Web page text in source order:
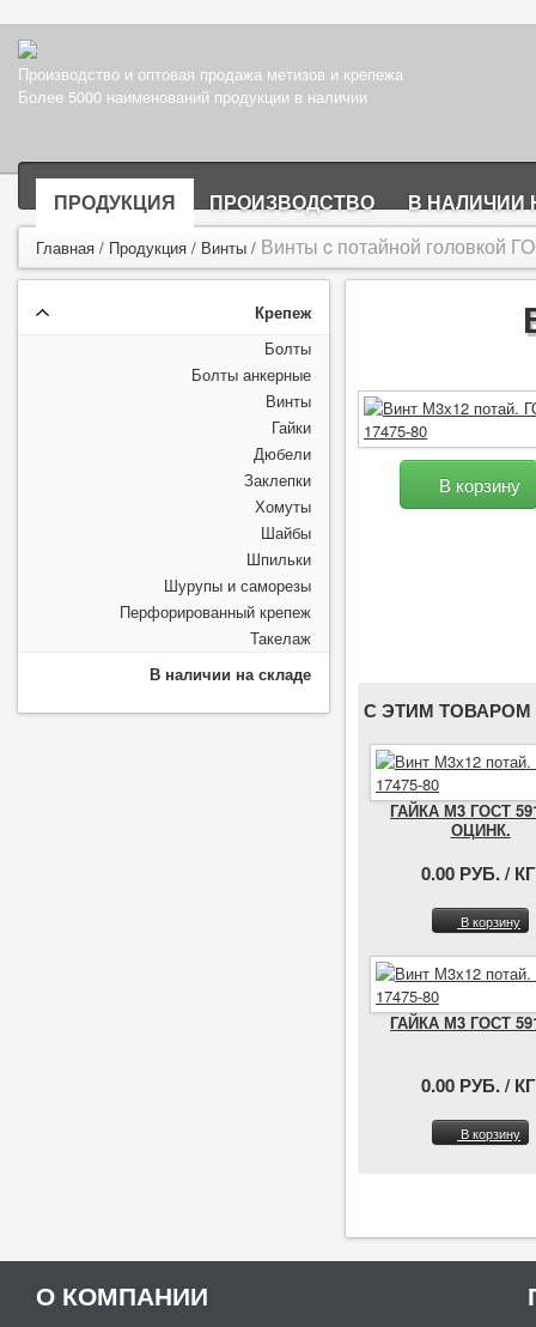
Производство и оптовая продажа метизов и крепежа
Более 5000 наименований продукции в наличии
ПРОДУКЦИЯ ПРОИЗВОДСТВО В НАЛИЧИИ
Главная / Продукция / Винты / Винты c потайной головкой
Крепеж
Болты
Болты анкерные
Винты
Гайки
Дюбели
Заклепки
Хомуты
Шайбы
Шпильки
Шурупы и саморезы
Перфорированный крепеж
Такелаж
В наличии на складе
В корзину
С ЭТИМ
ГАЙКА М3 ГОСТ
ОЦИНК.
0.00 РУБ. /
В корзину
ГАЙКА М3 ГОСТ
0.00 РУБ. /
В корзину
О КОМПАНИИ